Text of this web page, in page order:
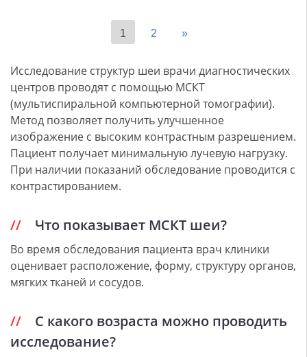
1 2 »
Исследование структур шеи врачи диагностических
центров проводят с помощью МСКТ
(мультиспиральной компьютерной томографии).
Метод позволяет получить улучшенное
изображение с высоким контрастным разрешением.
Пациент получает минимальную лучевую нагрузку.
При наличии показаний обследование проводится с
контрастированием.
Что показывает МСКТ шеи?
Во время обследования пациента врач клиники
оценивает расположение, форму, структуру органов,
мягких тканей и сосудов.
С какого возраста можно проводить
исследование?